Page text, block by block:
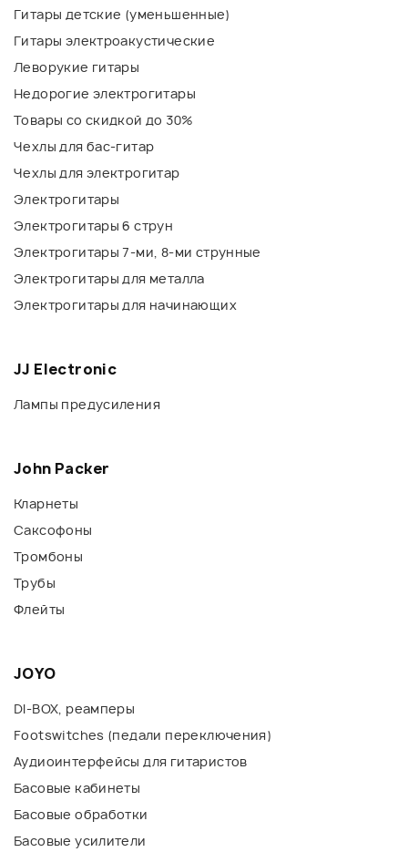
Гитары детские (уменьшенные)
Гитары электроакустические
Леворукие гитары
Недорогие электрогитары
Товары со скидкой до 30%
Чехлы для бас-гитар
Чехлы для электрогитар
Электрогитары
Электрогитары 6 струн
Электрогитары 7-ми, 8-ми струнные
Электрогитары для металла
Электрогитары для начинающих
JJ Electronic
Лампы предусиления
John Packer
Кларнеты
Саксофоны
Тромбоны
Трубы
Флейты
JOYO
DI-BOX, реамперы
Footswitches (педали переключения)
Аудиоинтерфейсы для гитаристов
Басовые кабинеты
Басовые обработки
Басовые усилители